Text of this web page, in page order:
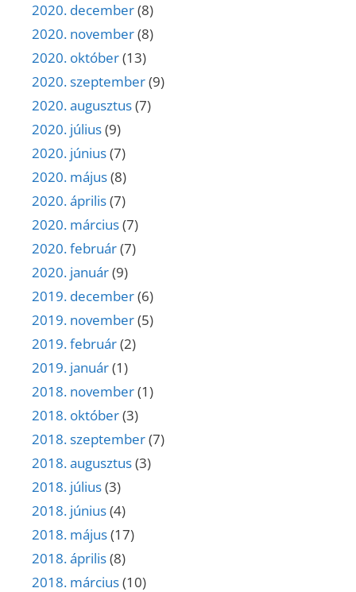
2020. december(8)
2020. november(8)
2020. október(13)
2020. szeptember(9)
2020. augusztus(7)
2020. július(9)
2020. június(7)
2020. május(8)
2020. április(7)
2020. március(7)
2020. február(7)
2020. január(9)
2019. december(6)
2019. november(5)
2019. február(2)
2019. január(1)
2018. november(1)
2018. október(3)
2018. szeptember(7)
2018. augusztus(3)
2018. július(3)
2018. június(4)
2018. május(17)
2018. április(8)
2018. március(10)